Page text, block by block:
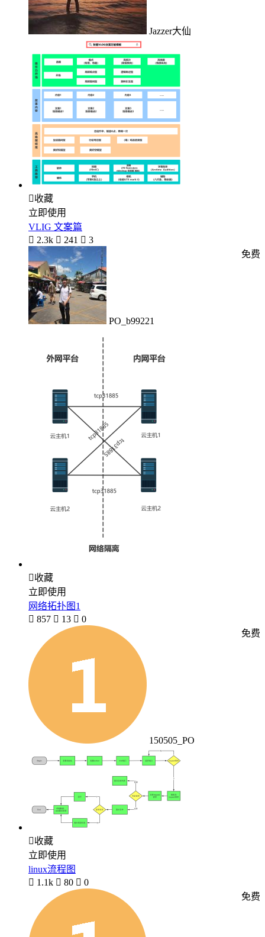
Jazzer大仙
收藏
立即使用
VLIG 文案篇
 2.3k  241  3
PO_b99221
免费
收藏
立即使用
网络拓扑图1
 857  13  0
150505_PO
免费
收藏
立即使用
linux流程图
 1.1k  80  0
免费